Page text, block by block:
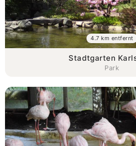
Stadtgarten
Park
4.7 km entfernt